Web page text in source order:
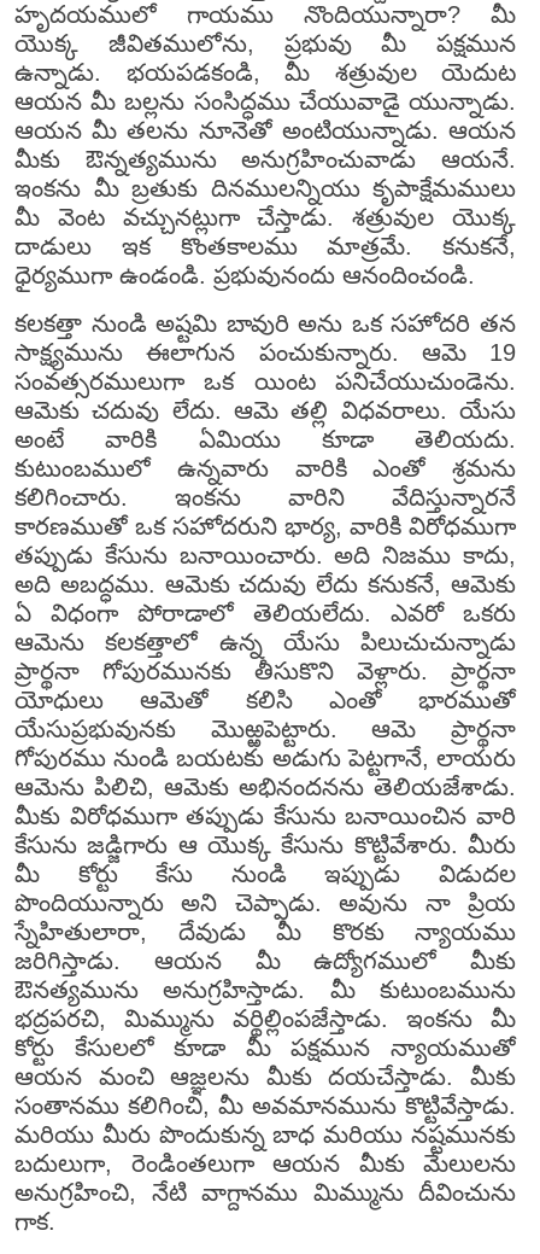
హృదయములో గాయము నొందియున్నారా? మీ
యొక్క జీవితములోను, ప్రభువు మీ పక్షమున
ఉన్నాడు. భయపడకండి, మీ శత్రువుల యెదుట
ఆయన మీ బల్లను సంసిద్ధము చేయువాడై యున్నాడు.
ఆయన మీ తలను నూనెతో అంటియున్నాడు. ఆయన
మీకు ఔన్నత్యమును అనుగ్రహించువాడు ఆయనే.
ఇంకను మీ బ్రతుకు దినములన్నియు కృపాక్షేమములు
మీ వెంట వచ్చునట్లుగా చేస్తాడు. శత్రువుల యొక్క
దాడులు ఇక కొంతకాలము మాత్రమే. కనుకనే,
ధైర్యముగా ఉండండి. ప్రభువునందు ఆనందించండి.
కలకత్తా నుండి అష్టమి బావురి అను ఒక సహోదరి తన
సాక్ష్యమును ఈలాగున పంచుకున్నారు. ఆమె 19
సంవత్సరములుగా ఒక యింట పనిచేయుచుండెను.
ఆమెకు చదువు లేదు. ఆమె తల్లి విధవరాలు. యేసు
అంటే వారికి ఏమియు కూడా తెలియదు.
కుటుంబములో ఉన్నవారు వారికి ఎంతో శ్రమను
కలిగించారు. ఇంకను వారిని వేదిస్తున్నారనే
కారణముతో ఒక సహోదరుని భార్య, వారికి విరోధముగా
తప్పుడు కేసును బనాయించారు. అది నిజము కాదు,
అది అబద్ధము. ఆమెకు చదువు లేదు కనుకనే, ఆమెకు
ఏ విధంగా పోరాడాలో తెలియలేదు. ఎవరో ఒకరు
ఆమెను కలకత్తాలో ఉన్న యేసు పిలుచుచున్నాడు
ప్రార్థనా గోపురమునకు తీసుకొని వెళ్లారు. ప్రార్థనా
యోధులు ఆమెతో కలిసి ఎంతో భారముతో
యేసుప్రభువునకు మొఱ్ఱపెట్టారు. ఆమె ప్రార్థనా
గోపురము నుండి బయటకు అడుగు పెట్టగానే, లాయరు
ఆమెను పిలిచి, ఆమెకు అభినందనను తెలియజేశాడు.
మీకు విరోధముగా తప్పుడు కేసును బనాయించిన వారి
కేసును జడ్జిగారు ఆ యొక్క కేసును కొట్టివేశారు. మీరు
మీ కోర్టు కేసు నుండి ఇప్పుడు విడుదల
పొందియున్నారు అని చెప్పాడు. అవును నా ప్రియ
స్నేహితులారా, దేవుడు మీ కొరకు న్యాయము
జరిగిస్తాడు. ఆయన మీ ఉద్యోగములో మీకు
ఔనత్యమును అనుగ్రహిస్తాడు. మీ కుటుంబమును
భద్రపరచి, మిమ్మును వర్థిల్లింపజేస్తాడు. ఇంకను మీ
కోర్టు కేసులలో కూడా మీ పక్షమున న్యాయముతో
ఆయన మంచి ఆజ్ఞలను మీకు దయచేస్తాడు. మీకు
సంతానము కలిగించి, మీ అవమానమును కొట్టివేస్తాడు.
మరియు మీరు పొందుకున్న బాధ మరియు నష్టమునకు
బదులుగా, రెండింతలుగా ఆయన మీకు మేలులను
అనుగ్రహించి, నేటి వాగ్దానము మిమ్మును దీవించును
గాక.